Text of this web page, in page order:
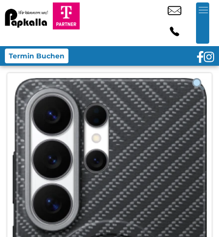
Termin Buchen